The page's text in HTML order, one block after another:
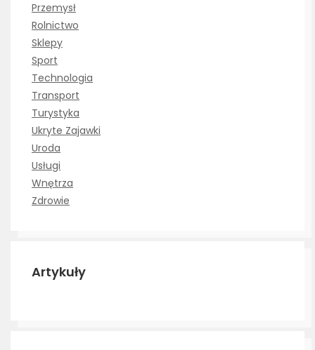
Przemysł
Rolnictwo
Sklepy
Sport
Technologia
Transport
Turystyka
Ukryte Zajawki
Uroda
Usługi
Wnętrza
Zdrowie
Artykuły